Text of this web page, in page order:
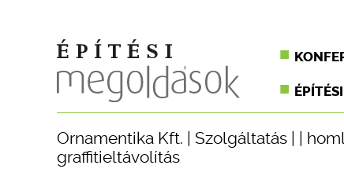
Ornamentika Kft. Szolgáltatás
graffitieltávolítás